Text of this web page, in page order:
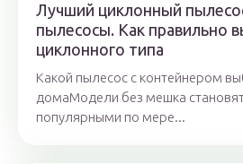
Лучший циклонный
пылесосы. Как правильно
циклонного типа
Какой пылесос с контейнером
домаМодели без мешка
популярными по мере...